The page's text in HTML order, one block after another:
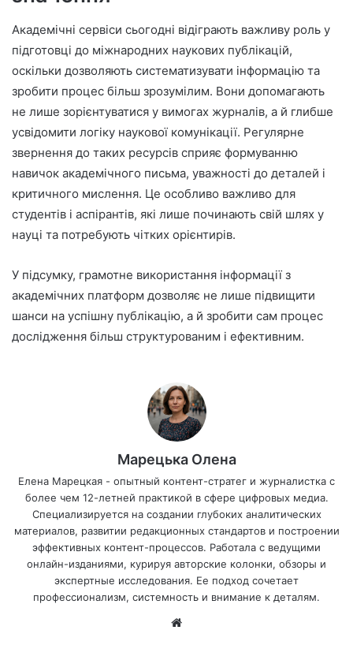
Академічні сервіси сьогодні відіграють важливу роль у
підготовці до міжнародних наукових публікацій,
оскільки дозволяють систематизувати інформацію та
зробити процес більш зрозумілим. Вони допомагають
не лише зорієнтуватися у вимогах журналів, а й глибше
усвідомити логіку наукової комунікації. Регулярне
звернення до таких ресурсів сприяє формуванню
навичок академічного письма, уважності до деталей і
критичного мислення. Це особливо важливо для
студентів і аспірантів, які лише починають свій шлях у
науці та потребують чітких орієнтирів.
У підсумку, грамотне використання інформації з
академічних платформ дозволяє не лише підвищити
шанси на успішну публікацію, а й зробити сам процес
дослідження більш структурованим і ефективним.
Марецька Олена
Елена Марецкая - опытный контент-стратег и журналистка с
более чем 12-летней практикой в сфере цифровых медиа.
Специализируется на создании глубоких аналитических
материалов, развитии редакционных стандартов и построении
эффективных контент-процессов. Работала с ведущими
онлайн-изданиями, курируя авторские колонки, обзоры и
экспертные исследования. Ее подход сочетает
профессионализм, системность и внимание к деталям.